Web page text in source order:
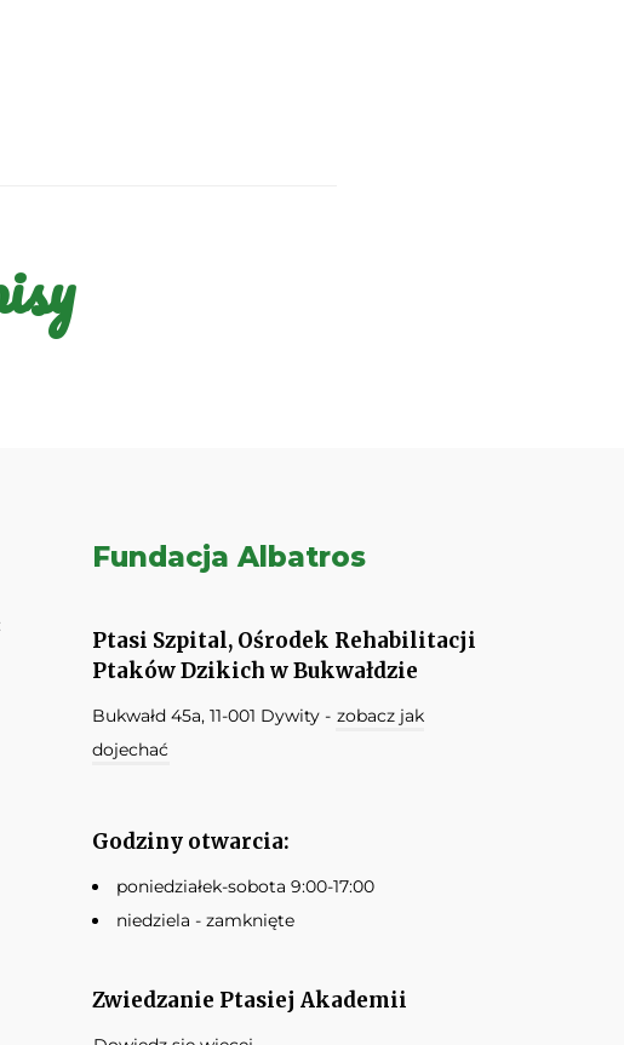
Fundacja Albatros
Ptasi Szpital, Ośrodek Rehabilitacji
Ptaków Dzikich w Bukwałdzie
Bukwałd 45a, 11-001 Dywity - zobacz jak
dojechać
Godziny otwarcia:
poniedziałek-sobota 9:00-17:00
niedziela - zamknięte
Zwiedzanie Ptasiej Akademii